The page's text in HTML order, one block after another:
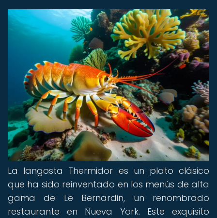
La langosta Thermidor es un plato clásico
que ha sido reinventado en los menús de alta
gama de Le Bernardin, un renombrado
restaurante en Nueva York. Este exquisito